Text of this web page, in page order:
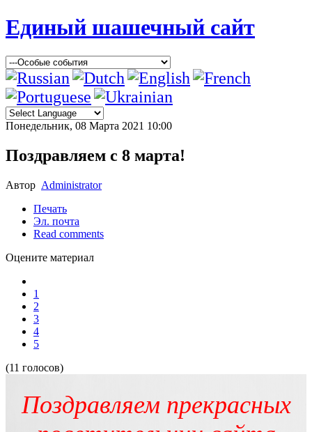
Единый шашечный сайт
Понедельник, 08 Марта 2021 10:00
Поздравляем с 8 марта!
Автор Administrator
Печать
Эл. почта
Read comments
Оцените материал
1
2
3
4
5
(11 голосов)
Поздравляем прекрасных